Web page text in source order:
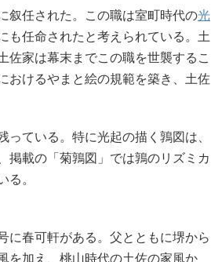
叙任された。この職は室町時代の光
も任命されたと考えられている。土
佐家は幕末までこの職を世襲するこ
おけるやまと絵の規範を築き、土佐
ている。特に光起の描く鶉図は、
掲載の「菊鶉図」では鶉のリズミカ
。
に春可軒がある。父とともに堺から
を加え、桃山時代の土佐の家風か